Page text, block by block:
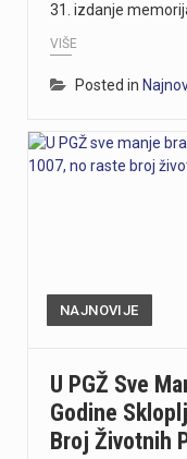
31. izdanje
VIŠE
Posted in
NAJNOVIJE
U PGŽ Sve
Godine
Broj Životnih